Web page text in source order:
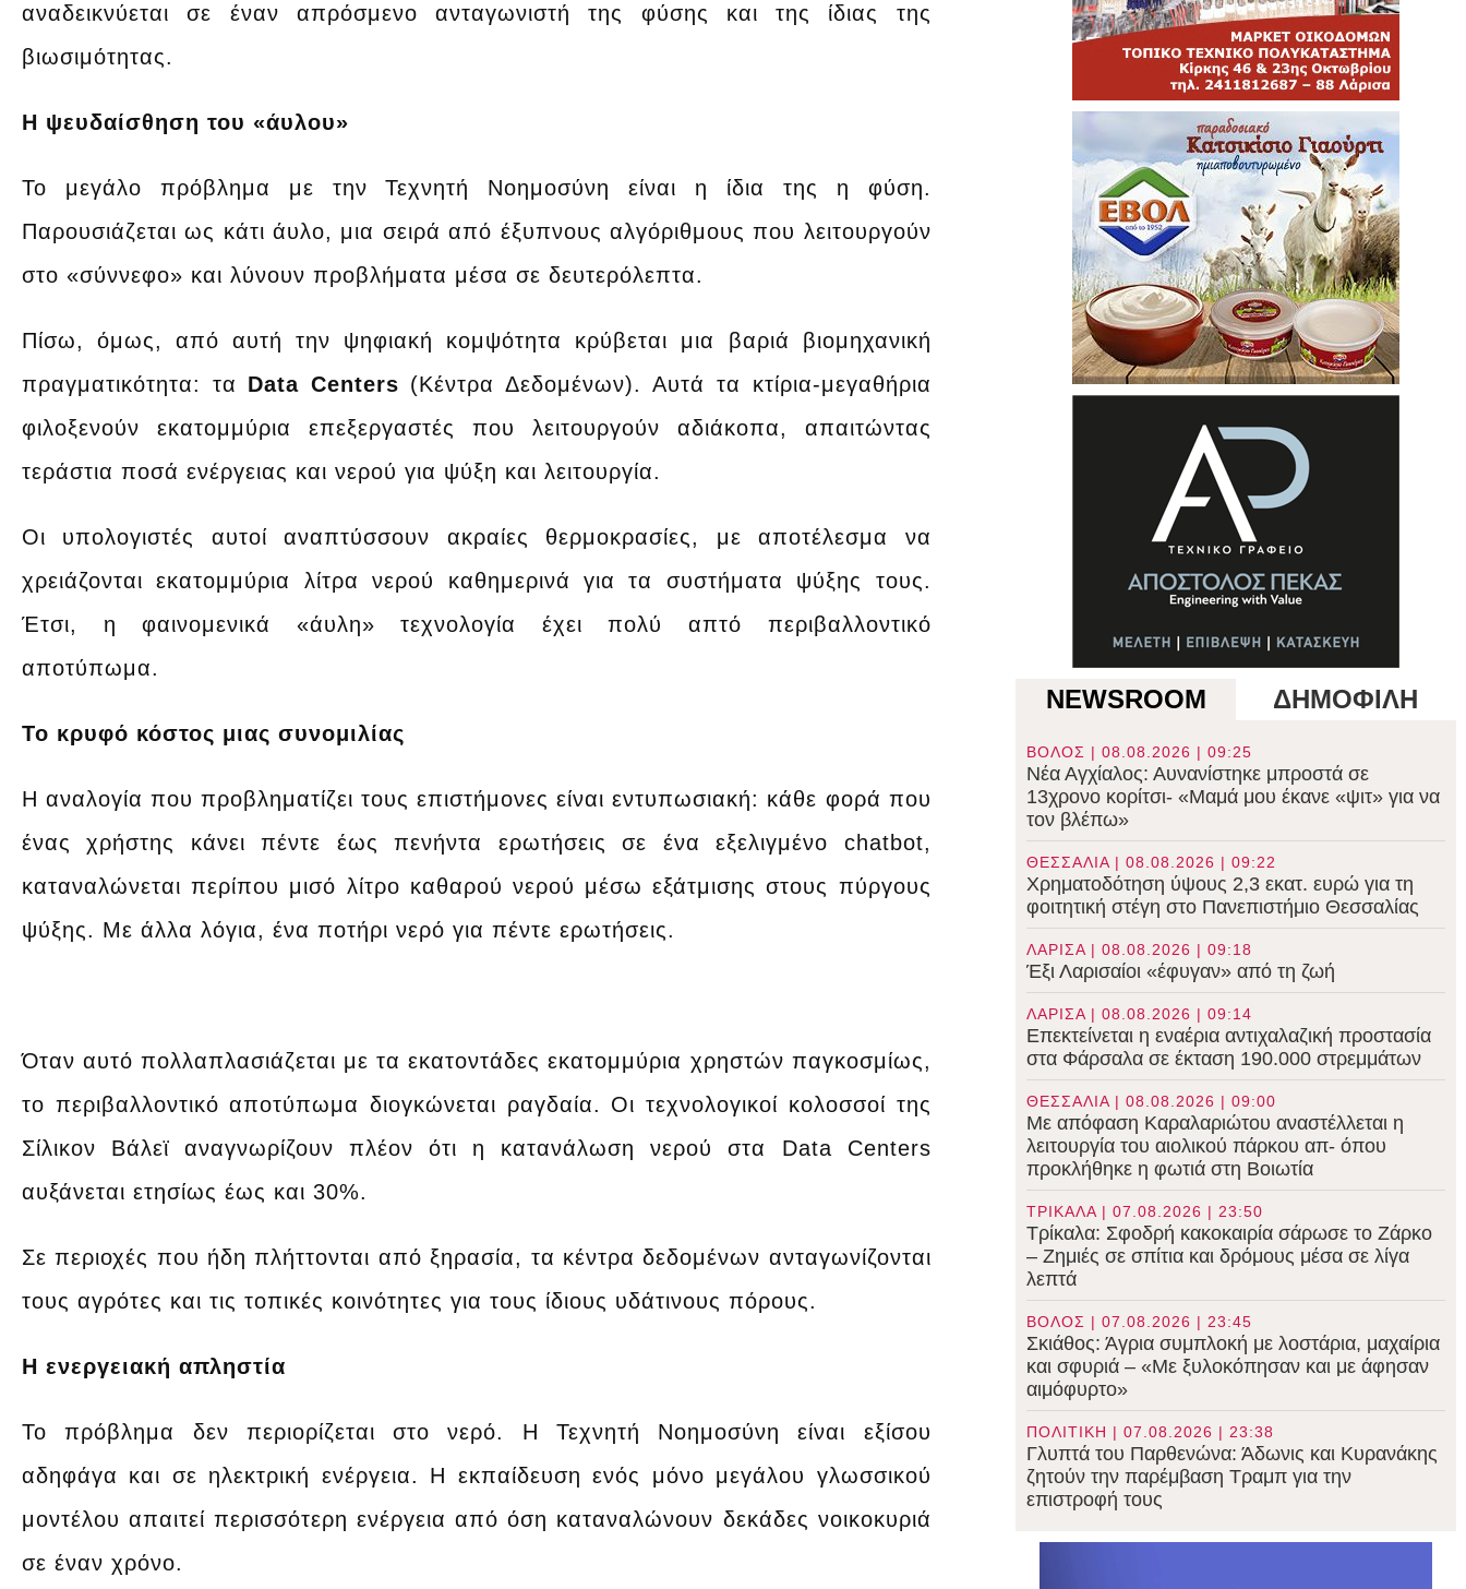
αναδεικνύεται σε έναν απρόσμενο ανταγωνιστή της φύσης και της ίδιας της
βιωσιμότητας.
Η ψευδαίσθηση του «άυλου»
Το μεγάλο πρόβλημα με την Τεχνητή Νοημοσύνη είναι η ίδια της η φύση.
Παρουσιάζεται ως κάτι άυλο, μια σειρά από έξυπνους αλγόριθμους που λειτουργούν
στο «σύννεφο» και λύνουν προβλήματα μέσα σε δευτερόλεπτα.
Πίσω, όμως, από αυτή την ψηφιακή κομψότητα κρύβεται μια βαριά βιομηχανική
πραγματικότητα: τα Data Centers (Κέντρα Δεδομένων). Αυτά τα κτίρια-μεγαθήρια
φιλοξενούν εκατομμύρια επεξεργαστές που λειτουργούν αδιάκοπα, απαιτώντας
τεράστια ποσά ενέργειας και νερού για ψύξη και λειτουργία.
Οι υπολογιστές αυτοί αναπτύσσουν ακραίες θερμοκρασίες, με αποτέλεσμα να
χρειάζονται εκατομμύρια λίτρα νερού καθημερινά για τα συστήματα ψύξης τους.
Έτσι, η φαινομενικά «άυλη» τεχνολογία έχει πολύ απτό περιβαλλοντικό
αποτύπωμα.
Το κρυφό κόστος μιας συνομιλίας
Η αναλογία που προβληματίζει τους επιστήμονες είναι εντυπωσιακή: κάθε φορά που
ένας χρήστης κάνει πέντε έως πενήντα ερωτήσεις σε ένα εξελιγμένο chatbot,
καταναλώνεται περίπου μισό λίτρο καθαρού νερού μέσω εξάτμισης στους πύργους
ψύξης. Με άλλα λόγια, ένα ποτήρι νερό για πέντε ερωτήσεις.
Όταν αυτό πολλαπλασιάζεται με τα εκατοντάδες εκατομμύρια χρηστών παγκοσμίως,
το περιβαλλοντικό αποτύπωμα διογκώνεται ραγδαία. Οι τεχνολογικοί κολοσσοί της
Σίλικον Βάλεϊ αναγνωρίζουν πλέον ότι η κατανάλωση νερού στα Data Centers
αυξάνεται ετησίως έως και 30%.
Σε περιοχές που ήδη πλήττονται από ξηρασία, τα κέντρα δεδομένων ανταγωνίζονται
τους αγρότες και τις τοπικές κοινότητες για τους ίδιους υδάτινους πόρους.
Η ενεργειακή απληστία
Το πρόβλημα δεν περιορίζεται στο νερό. Η Τεχνητή Νοημοσύνη είναι εξίσου
αδηφάγα και σε ηλεκτρική ενέργεια. Η εκπαίδευση ενός μόνο μεγάλου γλωσσικού
μοντέλου απαιτεί περισσότερη ενέργεια από όση καταναλώνουν δεκάδες νοικοκυριά
σε έναν χρόνο.
NEWSROOM ΔΗΜΟΦΙΛΗ
ΒΟΛΟΣ | 08.08.2026 | 09:25
Νέα Αγχίαλος: Αυνανίστηκε μπροστά σε
13χρονο κορίτσι- «Μαμά μου έκανε «ψιτ» για να
τον βλέπω»
ΘΕΣΣΑΛΙΑ | 08.08.2026 | 09:22
Χρηματοδότηση ύψους 2,3 εκατ. ευρώ για τη
φοιτητική στέγη στο Πανεπιστήμιο Θεσσαλίας
ΛΑΡΙΣΑ | 08.08.2026 | 09:18
Έξι Λαρισαίοι «έφυγαν» από τη ζωή
ΛΑΡΙΣΑ | 08.08.2026 | 09:14
Επεκτείνεται η εναέρια αντιχαλαζική προστασία
στα Φάρσαλα σε έκταση 190.000 στρεμμάτων
ΘΕΣΣΑΛΙΑ | 08.08.2026 | 09:00
Με απόφαση Καραλαριώτου αναστέλλεται η
λειτουργία του αιολικού πάρκου απ- όπου
προκλήθηκε η φωτιά στη Βοιωτία
ΤΡΙΚΑΛΑ | 07.08.2026 | 23:50
Τρίκαλα: Σφοδρή κακοκαιρία σάρωσε το Ζάρκο
– Ζημιές σε σπίτια και δρόμους μέσα σε λίγα
λεπτά
ΒΟΛΟΣ | 07.08.2026 | 23:45
Σκιάθος: Άγρια συμπλοκή με λοστάρια, μαχαίρια
και σφυριά – «Με ξυλοκόπησαν και με άφησαν
αιμόφυρτο»
ΠΟΛΙΤΙΚΗ | 07.08.2026 | 23:38
Γλυπτά του Παρθενώνα: Άδωνις και Κυρανάκης
ζητούν την παρέμβαση Τραμπ για την
επιστροφή τους